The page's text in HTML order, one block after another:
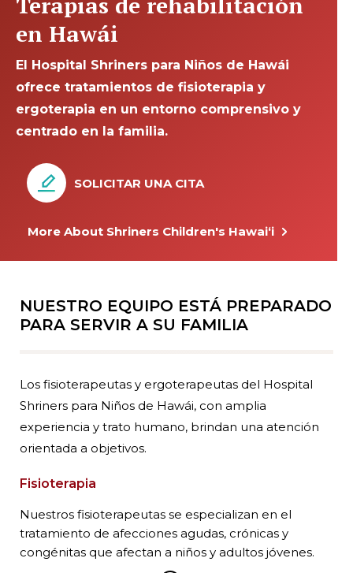
en Hawái
El Hospital Shriners para Niños de Hawái
ofrece tratamientos de fisioterapia y
ergoterapia en un entorno comprensivo y
centrado en la familia.
SOLICITAR UNA CITA
More About Shriners Children's Hawai‘i
NUESTRO EQUIPO ESTÁ PREPARADO
PARA SERVIR A SU FAMILIA
Los fisioterapeutas y ergoterapeutas del Hospital
Shriners para Niños de Hawái, con amplia
experiencia y trato humano, brindan una atención
orientada a objetivos.
Fisioterapia
Nuestros fisioterapeutas se especializan en el
tratamiento de afecciones agudas, crónicas y
congénitas que afectan a niños y adultos jóvenes.